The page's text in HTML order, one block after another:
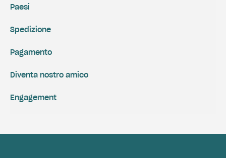
Spedizione
Pagamento
Engagement
Diventa nostro amico
Paesi